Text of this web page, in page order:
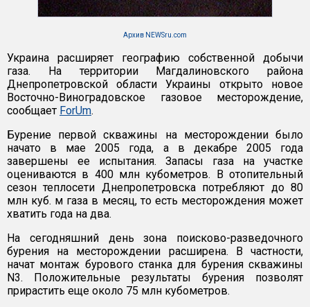
Архив NEWSru.com
Украина расширяет географию собственной добычи
газа. На территории Магдалиновского района
Днепропетровской области Украины открыто новое
Восточно-Виноградовское газовое месторождение,
сообщает ForUm.
Бурение первой скважины на месторождении было
начато в мае 2005 года, а в декабре 2005 года
завершены ее испытания. Запасы газа на участке
оцениваются в 400 млн кубометров. В отопительный
сезон теплосети Днепропетровска потребляют до 80
млн куб. м газа в месяц, то есть месторождения может
хватить года на два.
На сегодняшний день зона поисково-разведочного
бурения на месторождении расширена. В частности,
начат монтаж бурового станка для бурения скважины
N3. Положительные результаты бурения позволят
прирастить еще около 75 млн кубометров.